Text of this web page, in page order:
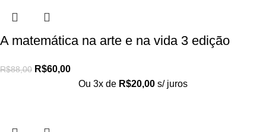
A matemática na arte e na vida 3 edição
R$88,00 R$60,00
Ou 3x de R$20,00 s/ juros